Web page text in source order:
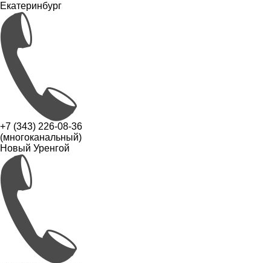
Екатеринбург
+7 (343) 226-08-36
(многоканальный)
Новый Уренгой